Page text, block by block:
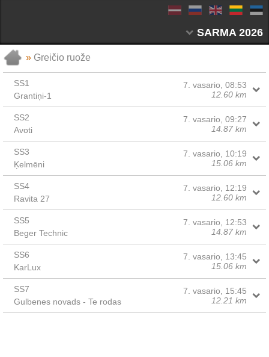
SARMA 2026
» Greičio ruože
SS1
Grantiņi-1
7. vasario, 08:53
12.60 km
SS2
Avoti
7. vasario, 09:27
14.87 km
SS3
Ķelmēni
7. vasario, 10:19
15.06 km
SS4
Ravita 27
7. vasario, 12:19
12.60 km
SS5
Beger Technic
7. vasario, 12:53
14.87 km
SS6
KarLux
7. vasario, 13:45
15.06 km
SS7
Gulbenes novads - Te rodas
7. vasario, 15:45
12.21 km